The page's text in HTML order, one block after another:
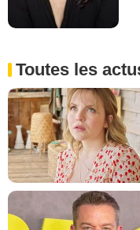
Toutes les